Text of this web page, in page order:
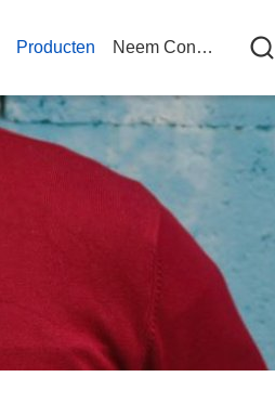
Producten Neem Contact Met Ons Op